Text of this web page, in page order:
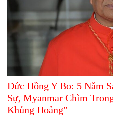
Đức Hồng Y Bo: 5 Năm
Sự, Myanmar Chìm
Khủng Hoảng”